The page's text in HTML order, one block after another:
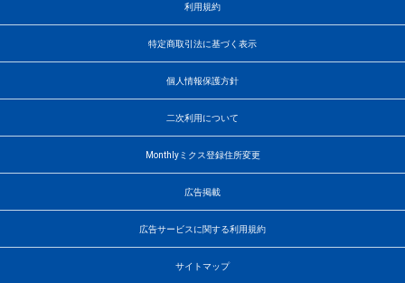
利用規約
特定商取引法に基づく表示
個人情報保護方針
二次利用について
Monthlyミクス登録住所変更
広告掲載
広告サービスに関する利用規約
サイトマップ